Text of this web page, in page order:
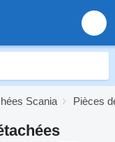
Scania Pièces